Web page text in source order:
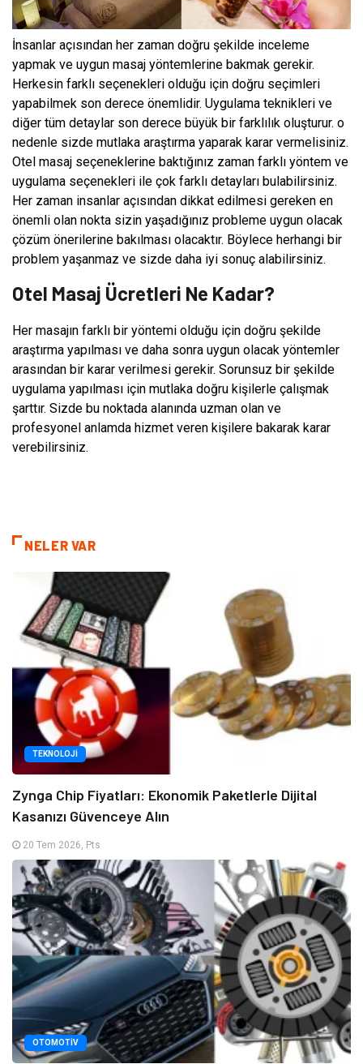
İnsanlar açısından her zaman doğru şekilde inceleme
yapmak ve uygun masaj yöntemlerine bakmak gerekir.
Herkesin farklı seçenekleri olduğu için doğru seçimleri
yapabilmek son derece önemlidir. Uygulama teknikleri ve
diğer tüm detaylar son derece büyük bir farklılık oluşturur. o
nedenle sizde mutlaka araştırma yaparak karar vermelisiniz.
Otel masaj seçeneklerine baktığınız zaman farklı yöntem ve
uygulama seçenekleri ile çok farklı detayları bulabilirsiniz.
Her zaman insanlar açısından dikkat edilmesi gereken en
önemli olan nokta sizin yaşadığınız probleme uygun olacak
çözüm önerilerine bakılması olacaktır. Böylece herhangi bir
problem yaşanmaz ve sizde daha iyi sonuç alabilirsiniz.
Otel Masaj Ücretleri Ne Kadar?
Her masajın farklı bir yöntemi olduğu için doğru şekilde
araştırma yapılması ve daha sonra uygun olacak yöntemler
arasından bir karar verilmesi gerekir. Sorunsuz bir şekilde
uygulama yapılması için mutlaka doğru kişilerle çalışmak
şarttır. Sizde bu noktada alanında uzman olan ve
profesyonel anlamda hizmet veren kişilere bakarak karar
verebilirsiniz.
NELER VAR
TEKNOLOJI
Zynga Chip Fiyatları: Ekonomik Paketlerle Dijital
Kasanızı Güvenceye Alın
20 Tem 2026, Pts
OTOMOTIV